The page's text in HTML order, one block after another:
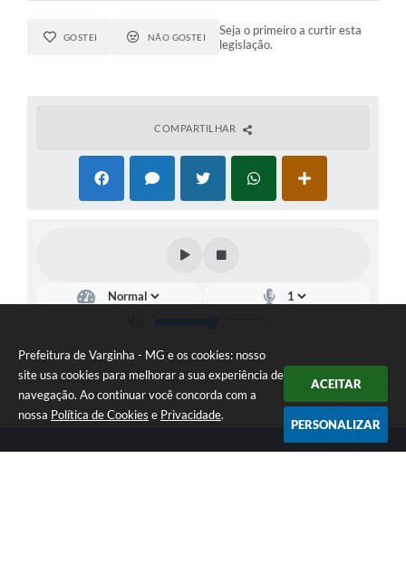
Prefeitura de Varginha - MG e os cookies: nosso
site usa cookies para melhorar a sua experiência de
navegação. Ao continuar você concorda com a
nossa Política de Cookies e Privacidade.
ACEITAR
PERSONALIZAR
GOSTEI NÃO GOSTEI
Seja o primeiro a curtir esta
legislação.
COMPARTILHAR